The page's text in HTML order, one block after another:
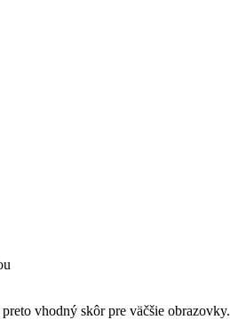
vhodný skôr pre väčšie obrazovky.